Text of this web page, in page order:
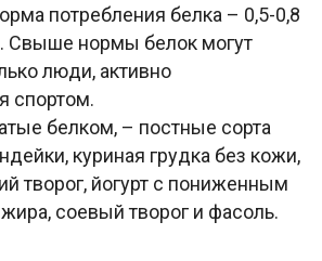
потребления белка – 0,5-0,8
Свыше нормы белок могут
люди, активно
спортом.
белком, – постные сорта
куриная грудка без кожи,
творог, йогурт с пониженным
соевый творог и фасоль.